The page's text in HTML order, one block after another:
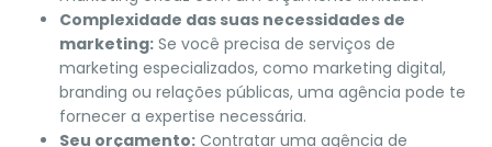
Complexidade das suas necessidades de
marketing: Se você precisa de serviços de
marketing especializados, como marketing digital,
branding ou relações públicas, uma agência pode te
fornecer a expertise necessária.
Seu orçamento: Contratar uma agência de